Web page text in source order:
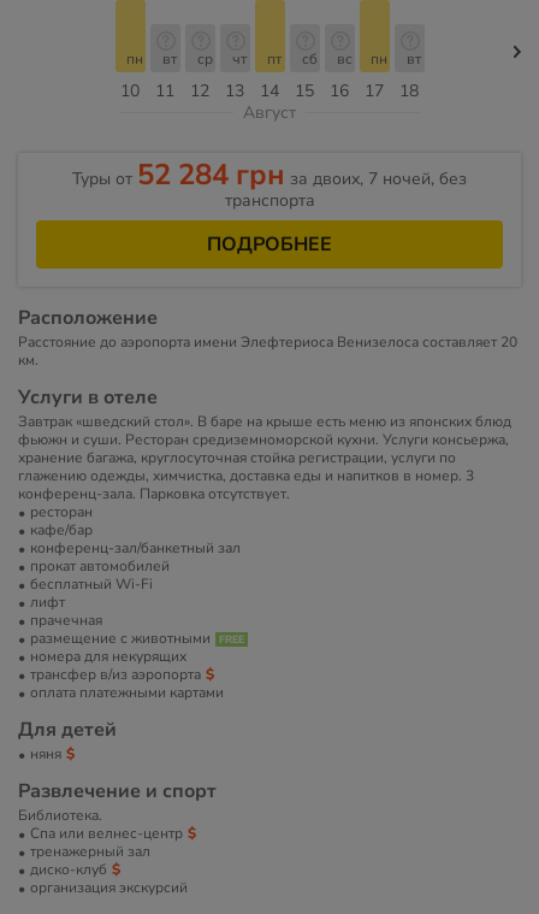
10
пн
11
вт
12
ср
13
чт
14
пт
15
сб
16
вс
17
пн
18
вт
Август
Туры от 52 284 грн за двоих, 7 ночей, без
транспорта
ПОДРОБНЕЕ
Расположение
Расстояние до аэропорта имени Элефтериоса Венизелоса составляет 20
км.
Услуги в отеле
Завтрак «шведский стол». В баре на крыше есть меню из японских блюд
фьюжн и суши. Ресторан средиземноморской кухни. Услуги консьержа,
хранение багажа, круглосуточная стойка регистрации, услуги по
глажению одежды, химчистка, доставка еды и напитков в номер. 3
конференц-зала. Парковка отсутствует.
ресторан
кафе/бар
конференц-зал/банкетный зал
прокат автомобилей
бесплатный Wi-Fi
лифт
прачечная
размещение с животными
номера для некурящих
трансфер в/из аэропорта
оплата платежными картами
Для детей
няня
Развлечение и спорт
Библиотека.
Спа или велнес-центр
тренажерный зал
диско-клуб
организация экскурсий